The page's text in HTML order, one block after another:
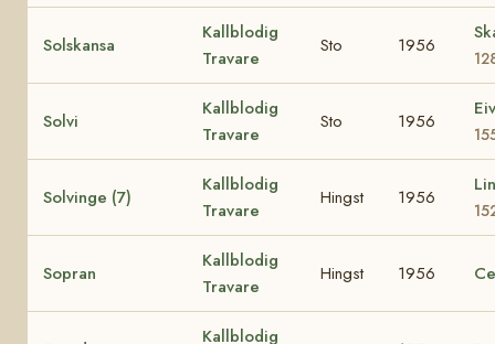
Solskansa
Kallblodig
Travare
Sto 1956
Solvi
Kallblodig
Travare
Sto 1956
Solvinge (7)
Kallblodig
Travare
Hingst 1956
Sopran
Kallblodig
Travare
Hingst 1956
Kallblodig